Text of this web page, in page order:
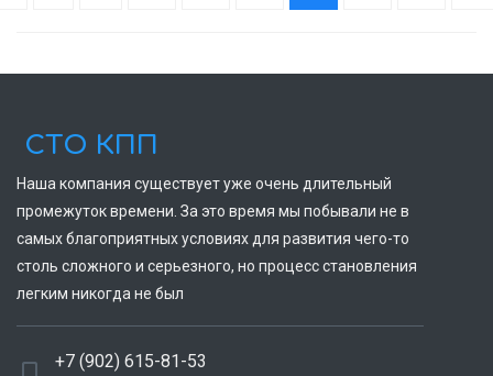
СТО КПП
Наша компания существует уже очень длительный
промежуток времени. За это время мы побывали не в
самых благоприятных условиях для развития чего-то
столь сложного и серьезного, но процесс становления
легким никогда не был
+7 (902) 615-81-53